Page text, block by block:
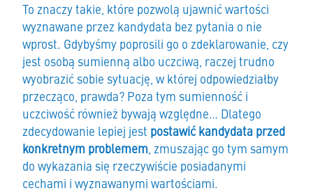
To znaczy takie, które pozwolą ujawnić wartości
wyznawane przez kandydata bez pytania o nie
wprost. Gdybyśmy poprosili go o zdeklarowanie, czy
jest osobą sumienną albo uczciwą, raczej trudno
wyobrazić sobie sytuację, w której odpowiedziałby
przecząco, prawda? Poza tym sumienność i
uczciwość również bywają względne… Dlatego
zdecydowanie lepiej jest postawić kandydata przed
konkretnym problemem, zmuszając go tym samym
do wykazania się rzeczywiście posiadanymi
cechami i wyznawanymi wartościami.